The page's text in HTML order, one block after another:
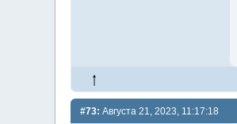
#73: Августа 21, 2023, 11:17:18